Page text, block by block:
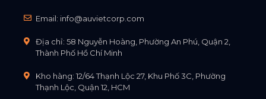
Email: info@auvietcorp.com
Địa chỉ: 58 Nguyễn Hoàng, Phường An Phú, Quận 2,
Thành Phố Hồ Chí Minh
Kho hàng: 12/64 Thạnh Lộc 27, Khu Phố 3C, Phường
Thạnh Lộc, Quận 12, HCM